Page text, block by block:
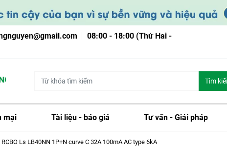
08:00 - 18:00 (Thứ Hai -
Tìm
mại Tài liệu - báo giá Tư vấn - Giải pháp
RCBO Ls LB40NN 1P+N curve C 32A 100mA AC type 6kA